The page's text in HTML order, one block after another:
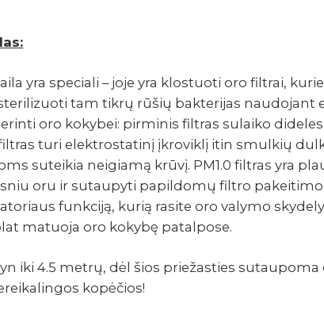
yra speciali – joje yra klos­tuoti oro filt­rai,
tam tikrų rūšių bakte­ri­jas naudo­jant
oro koky­bei: pirmi­nis filt­ras sulaiko
turi elekt­rosta­tinį įkro­viklį itin smul­kių
sutei­kia neigiamą krūvį. PM1.0 filt­ras yra
oru ir sutau­pyti papil­domų filtro
funk­ciją, kurią rasite oro valymo
matuoja oro kokybę patal­pose.
iki 4.5 metrų, dėl šios prie­žas­ties sutau­poma
kopė­čios!